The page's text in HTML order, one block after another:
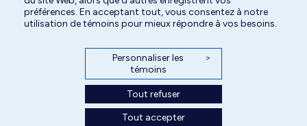
new
window
new
window
new
window
préférences. En acceptant tout, vous consentez à notre
utilisation de témoins pour mieux répondre à vos besoins.
Personnaliser les
témoins
>
Tout refuser
Tout accepter